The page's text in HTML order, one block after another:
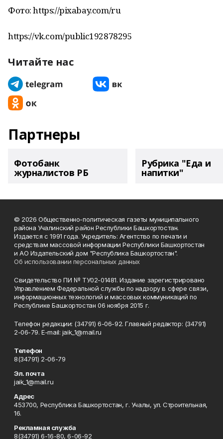
Фото: https://pixabay.com/ru
https://vk.com/public192878295
Читайте нас
Партнеры
Фотобанк
журналистов РБ
Рубрика "Еда и
напитки"
© 2026 Общественно-политическая газеты муниципального
района Учалинский район Республики Башкортостан.
Издается с 1991 года. Учредитель: Агентство по печати и
средствам массовой информации Республики Башкортостан
и АО Издательский дом "Республика Башкортостан".
Об использовании персональных данных
Свидетельство ПИ № ТУ02-01481. Издание зарегистрировано
Управлением Федеральной службы по надзору в сфере связи,
информационных технологий и массовых коммуникаций по
Республике Башкортостан 06 ноября 2015 г.
Телефон редакции: (34791) 6-06-92. Главный редактор: (34791)
2-06-79. Е-mаil: jaik_1@mail.ru
Телефон
8(34791) 2-06-79
Эл. почта
jaik_1@mail.ru
Адрес
453700, Республика Башкортостан, г. Учалы, ул. Строительная,
16.
Рекламная служба
8(34791) 6-16-80, 6-06-92